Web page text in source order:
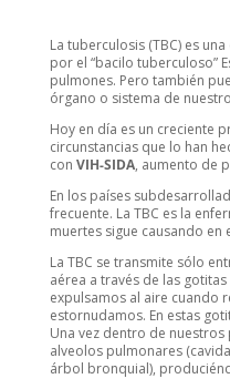
La tuberculosis (TBC) es
por el “bacilo tuberculoso”
pulmones. Pero también
órgano o sistema de
Hoy en día es un creciente
circunstancias que lo han
con VIH-SIDA, aumento de
En los países
frecuente. La TBC es la
muertes sigue causando en
La TBC se transmite sólo
aérea a través de las
expulsamos al aire cuando
estornudamos. En estas
Una vez dentro de
alveolos pulmonares
árbol bronquial),